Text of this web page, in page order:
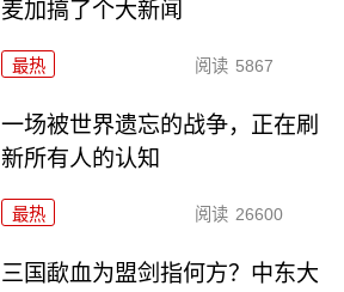
麦加搞了个大新闻
最热 阅读 5867
一场被世界遗忘的战争，正在刷
新所有人的认知
最热 阅读 26600
三国歃血为盟剑指何方？中东大